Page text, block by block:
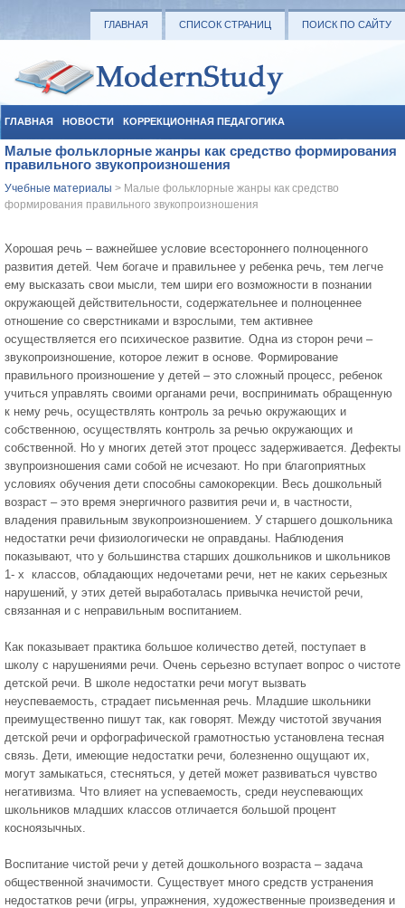
ГЛАВНАЯ СПИСОК СТРАНИЦ ПОИСК ПО САЙТУ
ГЛАВНАЯ НОВОСТИ КОРРЕКЦИОННАЯ ПЕДАГОГИКА
СОЦИАЛЬНАЯ ПЕДАГОГИКА УЧЕБНЫЕ МАТЕРИАЛЫ
Малые фольклорные жанры как средство формирования
правильного звукопроизношения
Учебные материалы > Малые фольклорные жанры как средство
формирования правильного звукопроизношения
Хорошая речь – важнейшее условие всестороннего полноценного
развития детей. Чем богаче и правильнее у ребенка речь, тем легче
ему высказать свои мысли, тем шири его возможности в познании
окружающей действительности, содержательнее и полноценнее
отношение со сверстниками и взрослыми, тем активнее
осуществляется его психическое развитие. Одна из сторон речи –
звукопроизношение, которое лежит в основе. Формирование
правильного произношение у детей – это сложный процесс, ребенок
учиться управлять своими органами речи, воспринимать обращенную
к нему речь, осуществлять контроль за речью окружающих и
собственною, осуществлять контроль за речью окружающих и
собственной. Но у многих детей этот процесс задерживается. Дефекты
звупроизношения сами собой не исчезают. Но при благоприятных
условиях обучения дети способны самокорекции. Весь дошкольный
возраст – это время энергичного развития речи и, в частности,
владения правильным звукопроизношением. У старшего дошкольника
недостатки речи физиологически не оправданы. Наблюдения
показывают, что у большинства старших дошкольников и школьников
1- х классов, обладающих недочетами речи, нет не каких серьезных
нарушений, у этих детей выработалась привычка нечистой речи,
связанная и с неправильным воспитанием.
Как показывает практика большое количество детей, поступает в
школу с нарушениями речи. Очень серьезно вступает вопрос о чистоте
детской речи. В школе недостатки речи могут вызвать
неуспеваемость, страдает письменная речь. Младшие школьники
преимущественно пишут так, как говорят. Между чистотой звучания
детской речи и орфографической грамотностью установлена тесная
связь. Дети, имеющие недостатки речи, болезненно ощущают их,
могут замыкаться, стесняться, у детей может развиваться чувство
негативизма. Что влияет на успеваемость, среди неуспевающих
школьников младших классов отличается большой процент
косноязычных.
Воспитание чистой речи у детей дошкольного возраста – задача
общественной значимости. Существует много средств устранения
недостатков речи (игры, упражнения, художественные произведения и